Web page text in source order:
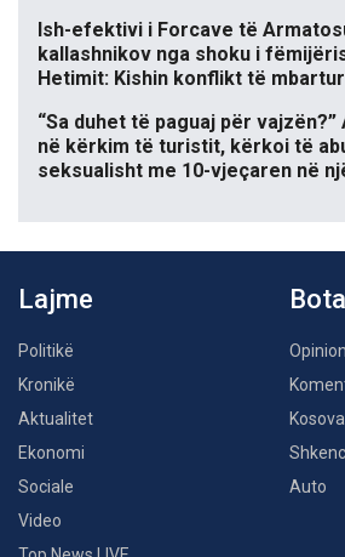
Ish-efektivi i Forcave të
kallashnikov nga shoku i
Hetimit: Kishin konflikt të
“Sa duhet të paguaj për
në kërkim të turistit, kërkoi të
seksualisht me 10-vjeçaren në
Lajme
Politikë
Kronikë
Aktualitet
Ekonomi
Sociale
Video
Bota
Opinion
Auto